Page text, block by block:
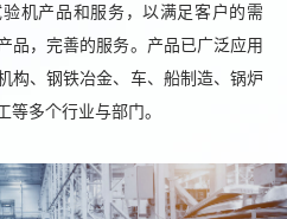
机产品和服务，以满足客户的需
品，完善的服务。产品已广泛应用
构、钢铁冶金、车、船制造、锅炉
等多个行业与部门。